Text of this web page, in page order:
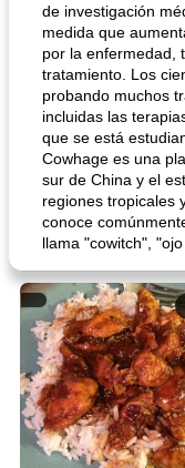
de investigación
medida que
por la enfermedad,
tratamiento. Los
probando muchos
incluidas las
que se está
Cowhage es una
sur de China y el
regiones tropicales
conoce
llama "cowitch",